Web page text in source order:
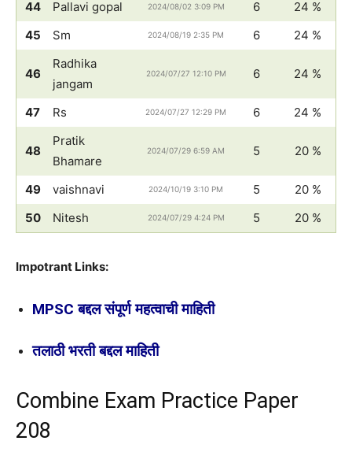
44
Pallavi gopal 2024/08/02 3:09 PM 6
24 %
45
Sm 2024/08/19 2:35 PM 6 24 %
46
Radhika
jangam
2024/07/27 12:10 PM 6 24 %
47 Rs 2024/07/27 12:29 PM 6 24 %
48
Pratik
Bhamare
2024/07/29 6:59 AM 5 20 %
49 vaishnavi 2024/10/19 3:10 PM 5
20 %
50
Nitesh 2024/07/29 4:24 PM 5 20 %
Impotrant Links:
MPSC बद्दल संपूर्ण महत्वाची माहिती
तलाठी भरती बद्दल माहिती
Combine Exam Practice Paper
208